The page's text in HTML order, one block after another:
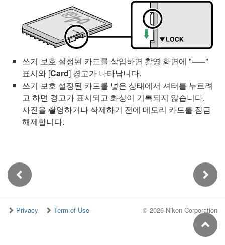
쓰기 보호 설정된 카드를 삽입하면 촬영 화면에 "–––"
표시와 [Card] 경고가 나타납니다.
쓰기 보호 설정된 카드를 넣은 상태에서 셔터를 누르려
고 하면 경고가 표시되고 화상이 기록되지 않습니다.
사진을 촬영하거나 삭제하기 전에 메모리 카드를 잠금
해제합니다.
Privacy Term of Use © 2026 Nikon Corporation